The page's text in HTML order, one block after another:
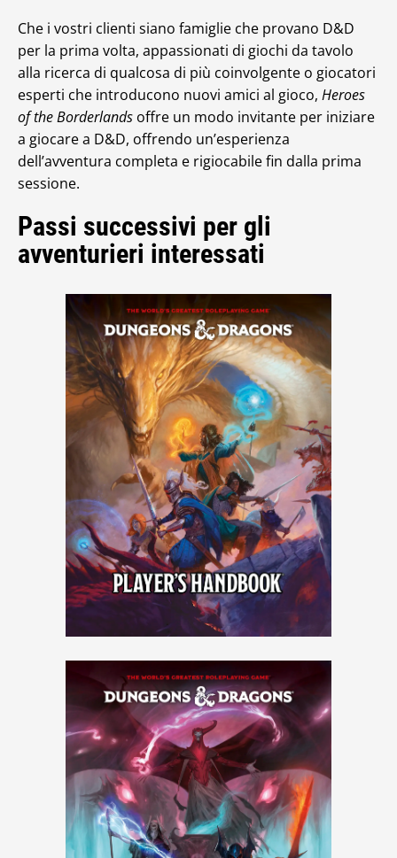
Che i vostri clienti siano famiglie che provano D&D
per la prima volta, appassionati di giochi da tavolo
alla ricerca di qualcosa di più coinvolgente o giocatori
esperti che introducono nuovi amici al gioco, Heroes
of the Borderlands offre un modo invitante per iniziare
a giocare a D&D, offrendo un’esperienza
dell’avventura completa e rigiocabile fin dalla prima
sessione.
Passi successivi per gli
avventurieri interessati